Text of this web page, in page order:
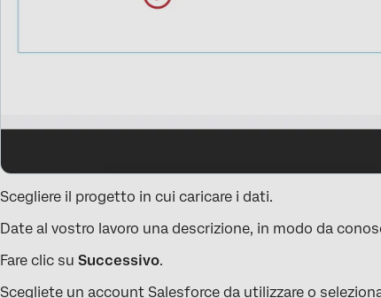
Scegliere il progetto in cui caricare i dati.
Date al vostro lavoro una descrizione, in modo da
Fare clic suSuccessivo.
Scegliete un account Salesforce da utilizzare o